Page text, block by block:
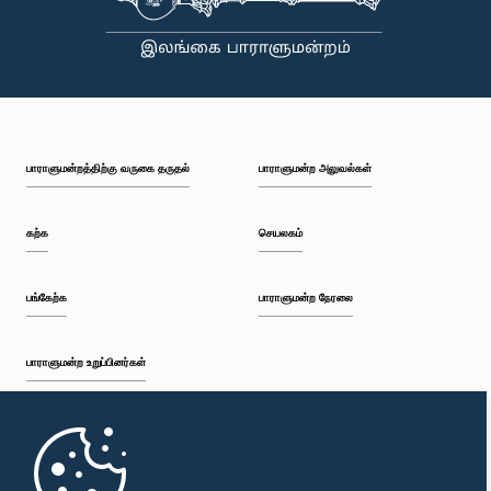
இவ்வாறான காலநிலை மாற்றங்கள் ஏற்படக்கூடும் என்பதால், அவற்றை வெற்றிகரமாக
எதிர்கொள்வதற்காக ‘அனர்த்த முகாமைத்துவ சட்டபூர்வ நிதியத்தை’ வலுப்படுத்துவதன்
முக்கியத்துவத்தை குழுவின் தலைவர் வலியுறுத்தினார்.அத்துடன், கணக்காய்வாளர் நாயகத்தின்
பாராளுமன்றத்திற்கு வருகை தருதல்
கற்க
பங்கேற்க
பாராளுமன்ற உறுப்பினர்கள்
முதற்பக்கம்
பாராளுமன்ற அலுவல்கள்
செயலகம்
பாராளுமன்ற நேரலை